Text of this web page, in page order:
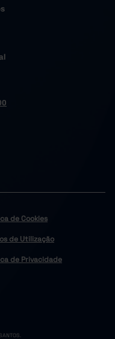
de Cookies
de Utilização
de Privacidade